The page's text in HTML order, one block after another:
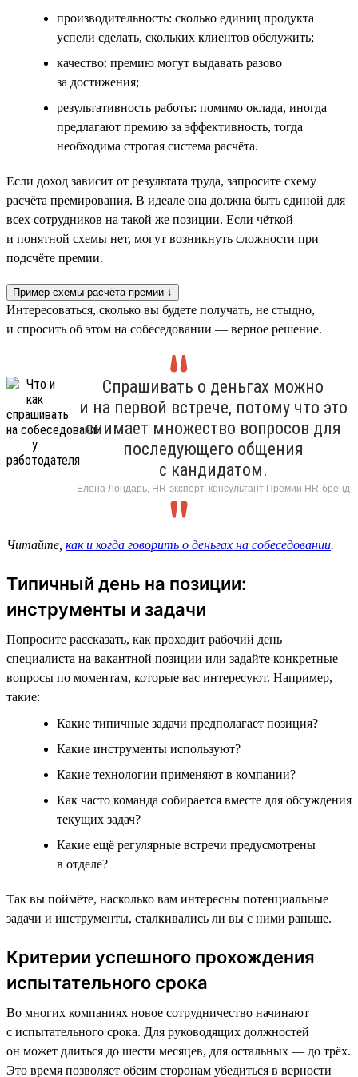
производительность: сколько единиц продукта
успели сделать, скольких клиентов обслужить;
качество: премию могут выдавать разово
за достижения;
результативность работы: помимо оклада, иногда
предлагают премию за эффективность, тогда
необходима строгая система расчёта.
Если доход зависит от результата труда, запросите схему
расчёта премирования. В идеале она должна быть единой для
всех сотрудников на такой же позиции. Если чёткой
и понятной схемы нет, могут возникнуть сложности при
подсчёте премии.
Пример схемы расчёта премии ↓
Интересоваться, сколько вы будете получать, не стыдно,
и спросить об этом на собеседовании — верное решение.
Спрашивать о деньгах можно
и на первой встрече, потому что это
снимает множество вопросов для
последующего общения
с кандидатом.
Елена Лондарь, HR-эксперт, консультант Премии HR-бренд
Читайте, как и когда говорить о деньгах на собеседовании.
Типичный день на позиции:
инструменты и задачи
Попросите рассказать, как проходит рабочий день
специалиста на вакантной позиции или задайте конкретные
вопросы по моментам, которые вас интересуют. Например,
такие:
Какие типичные задачи предполагает позиция?
Какие инструменты используют?
Какие технологии применяют в компании?
Как часто команда собирается вместе для обсуждения
текущих задач?
Какие ещё регулярные встречи предусмотрены
в отделе?
Так вы поймёте, насколько вам интересны потенциальные
задачи и инструменты, сталкивались ли вы с ними раньше.
Критерии успешного прохождения
испытательного срока
Во многих компаниях новое сотрудничество начинают
с испытательного срока. Для руководящих должностей
он может длиться до шести месяцев, для остальных — до трёх.
Это время позволяет обеим сторонам убедиться в верности